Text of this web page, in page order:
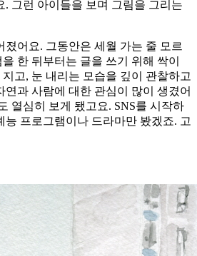
. 그런 아이들을 보며 그림을 그리는
어요. 그동안은 세월 가는 줄 모르
한 뒤부터는 글을 쓰기 위해 싹이
고, 눈 내리는 모습을 깊이 관찰하고
연과 사람에 대한 관심이 많이 생겼어
열심히 보게 됐고요. SNS를 시작하
능 프로그램이나 드라마만 봤겠죠. 고